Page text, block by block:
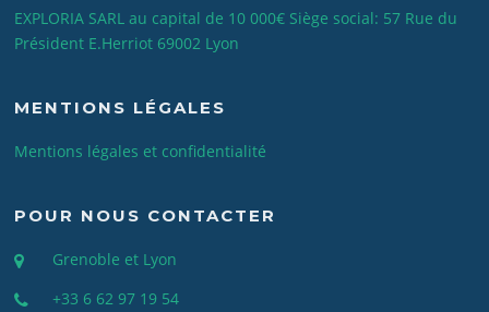
EXPLORIA SARL au capital de 10 000€ Siège social: 57 Rue du
Président E.Herriot 69002 Lyon
MENTIONS LÉGALES
Mentions légales et confidentialité
POUR NOUS CONTACTER
Grenoble et Lyon
+33 6 62 97 19 54